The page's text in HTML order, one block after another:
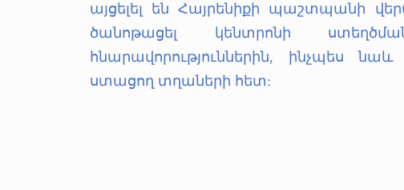
այցելել են Հայրենիքի պաշտպանի
ծանոթացել կենտրոնի
հնարավորություններին, ինչպես նաև
ստացող տղաների հետ: